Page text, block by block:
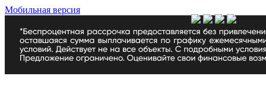
Мобильная версия